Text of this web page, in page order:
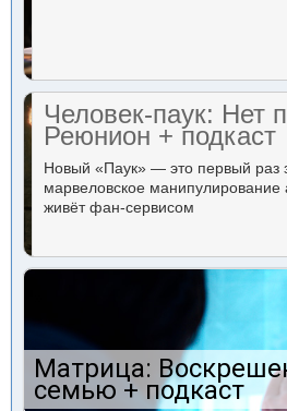
Человек-паук: Нет
Реюнион + подкаст
Новый «Паук» — это первый раз
марвеловское
живёт фан-сервисом
Матрица:
семью + подкаст